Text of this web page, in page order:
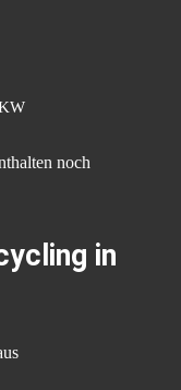
noch
in